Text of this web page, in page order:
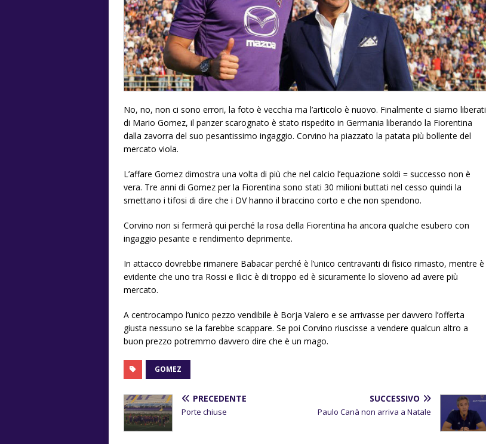
No, no, non ci sono errori, la foto è vecchia ma l’articolo è nuovo. Finalmente ci siamo liberati
di Mario Gomez, il panzer scarognato è stato rispedito in Germania liberando la Fiorentina
dalla zavorra del suo pesantissimo ingaggio. Corvino ha piazzato la patata più bollente del
mercato viola.
L’affare Gomez dimostra una volta di più che nel calcio l’equazione soldi = successo non è
vera. Tre anni di Gomez per la Fiorentina sono stati 30 milioni buttati nel cesso quindi la
smettano i tifosi di dire che i DV hanno il braccino corto e che non spendono.
Corvino non si fermerà qui perché la rosa della Fiorentina ha ancora qualche esubero con
ingaggio pesante e rendimento deprimente.
In attacco dovrebbe rimanere Babacar perché è l’unico centravanti di fisico rimasto, mentre è
evidente che uno tra Rossi e Ilicic è di troppo ed è sicuramente lo sloveno ad avere più
mercato.
A centrocampo l’unico pezzo vendibile è Borja Valero e se arrivasse per davvero l’offerta
giusta nessuno se la farebbe scappare. Se poi Corvino riuscisse a vendere qualcun altro a
buon prezzo potremmo davvero dire che è un mago.
GOMEZ
PRECEDENTE
Porte chiuse
SUCCESSIVO
Paulo Canà non arriva a Natale